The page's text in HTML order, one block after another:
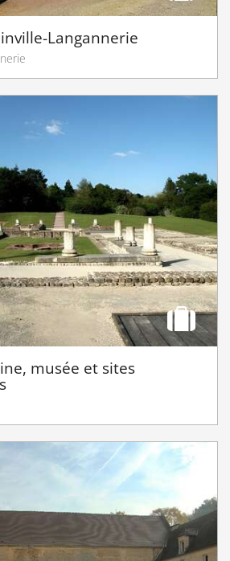
Langannerie
musée et sites